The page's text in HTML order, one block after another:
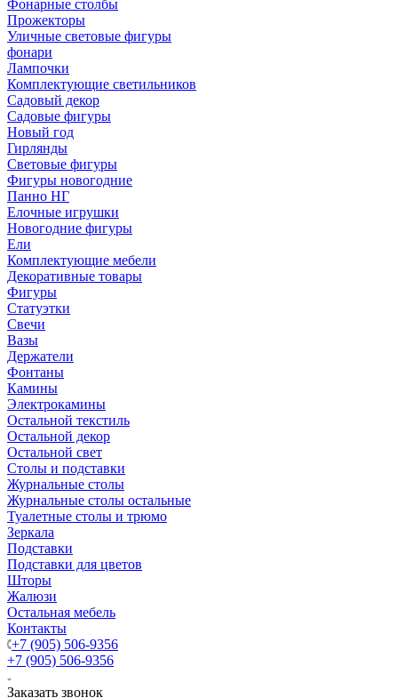
Фонарные столбы
Прожекторы
Уличные световые фигуры
фонари
Лампочки
Комплектующие светильников
Садовый декор
Садовые фигуры
Новый год
Гирлянды
Световые фигуры
Фигуры новогодние
Панно НГ
Елочные игрушки
Новогодние фигуры
Ели
Комплектующие мебели
Декоративные товары
Фигуры
Статуэтки
Свечи
Вазы
Держатели
Фонтаны
Камины
Электрокамины
Остальной текстиль
Остальной декор
Остальной свет
Столы и подставки
Журнальные столы
Журнальные столы остальные
Туалетные столы и трюмо
Зеркала
Подставки
Подставки для цветов
Шторы
Жалюзи
Остальная мебель
Контакты
+7 (905) 506-9356
+7 (905) 506-9356
Заказать звонок